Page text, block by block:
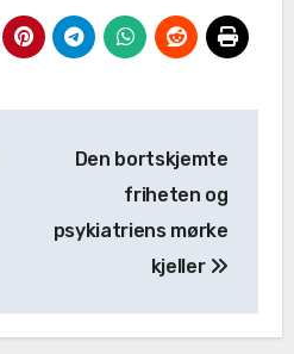
Den bortskjemte
friheten og
psykiatriens mørke
kjeller